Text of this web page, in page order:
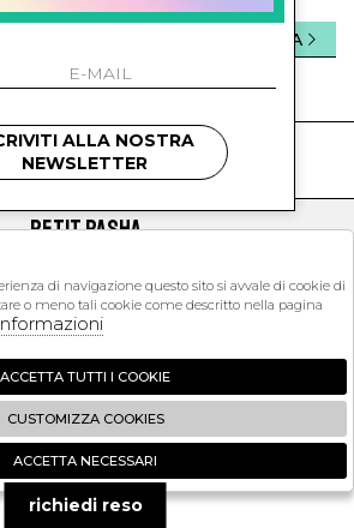
le condizioni sulla privacy.
INVIA
kids
PETIT PASHA
EXTRA
09423341214 Powered by
Zucchetti
ALLA NOSTRA
NEWSLETTER
richiedi reso
di navigazione questo sito si avvale di cookie di
o meno tali cookie come descritto nella pagina
ACCETTA TUTTI I COOKIE
CUSTOMIZZA COOKIES
ACCETTA NECESSARI